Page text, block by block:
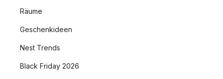
Räume
Geschenkideen
Nest Trends
Black Friday 2026